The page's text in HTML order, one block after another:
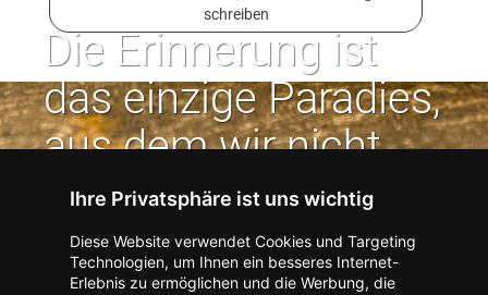
Ihre Privatsphäre ist uns wichtig
Diese Website verwendet Cookies und Targeting
Technologien, um Ihnen ein besseres Internet-
Erlebnis zu ermöglichen und die Werbung, die
schreiben
Die Erinnerung ist
das einzige Paradies,
aus dem wir nicht
vertrieben werden
können. | Jean Paul
Kontakt zum Verlag aufnehmen Missbrauch melden